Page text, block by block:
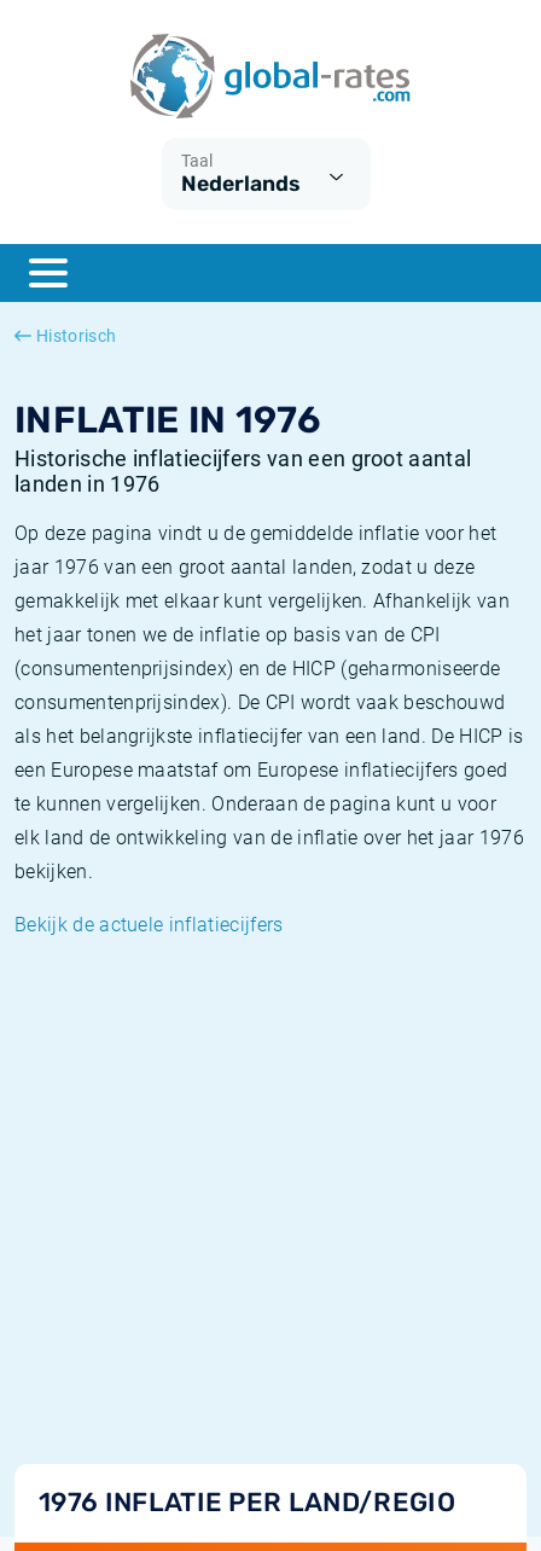
Taal
Nederlands
Historisch
INFLATIE IN 1976
Historische inflatiecijfers van een groot aantal
landen in 1976
Op deze pagina vindt u de gemiddelde inflatie voor het
jaar 1976 van een groot aantal landen, zodat u deze
gemakkelijk met elkaar kunt vergelijken. Afhankelijk van
het jaar tonen we de inflatie op basis van de CPI
(consumentenprijsindex) en de HICP (geharmoniseerde
consumentenprijsindex). De CPI wordt vaak beschouwd
als het belangrijkste inflatiecijfer van een land. De HICP is
een Europese maatstaf om Europese inflatiecijfers goed
te kunnen vergelijken. Onderaan de pagina kunt u voor
elk land de ontwikkeling van de inflatie over het jaar 1976
bekijken.
Bekijk de actuele inflatiecijfers
1976 INFLATIE PER LAND/REGIO
ESTER
SONIA
Wat is CPI inflatie?
Wat is HICP inflatie?
Nederlandse inflatie - CPI
Amerikaanse inflatie - CPI
Euribor historie
SOFR historie
TONAR historie
Inflatiecalculator